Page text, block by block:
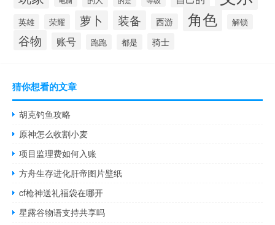
英雄 荣耀 萝卜 装备 西游 角色 解锁
谷物 账号 跑跑 都是 骑士
猜你想看的文章
胡克钓鱼攻略
原神怎么收割小麦
项目监理费如何入账
方舟生存进化肝帝图片壁纸
cf枪神送礼福袋在哪开
星露谷物语支持共享吗